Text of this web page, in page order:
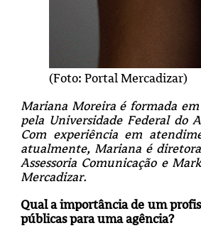
(Foto: Portal Mercadizar)
Mariana Moreira é formada em
pela Universidade Federal do
Com experiência em
atualmente, Mariana é
Assessoria Comunicação e
Mercadizar.
Qual a importância de um
públicas para uma agência?